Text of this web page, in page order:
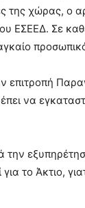
της χώρας, ο
ΕΣΕΕΔ. Σε
επιτροπή
να
το Άκτιο,